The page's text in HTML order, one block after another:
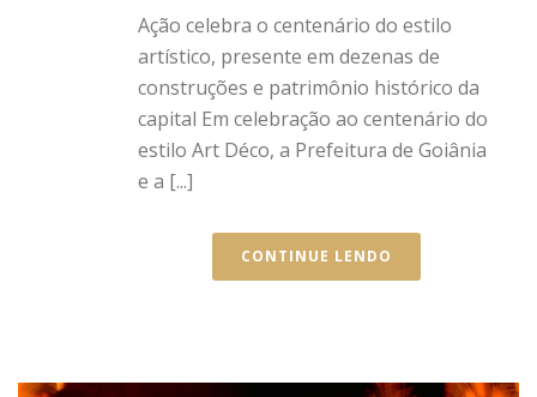
Ação celebra o centenário do estilo
artístico, presente em dezenas de
construções e patrimônio histórico da
capital Em celebração ao centenário do
estilo Art Déco, a Prefeitura de Goiânia
e a [...]
CONTINUE LENDO